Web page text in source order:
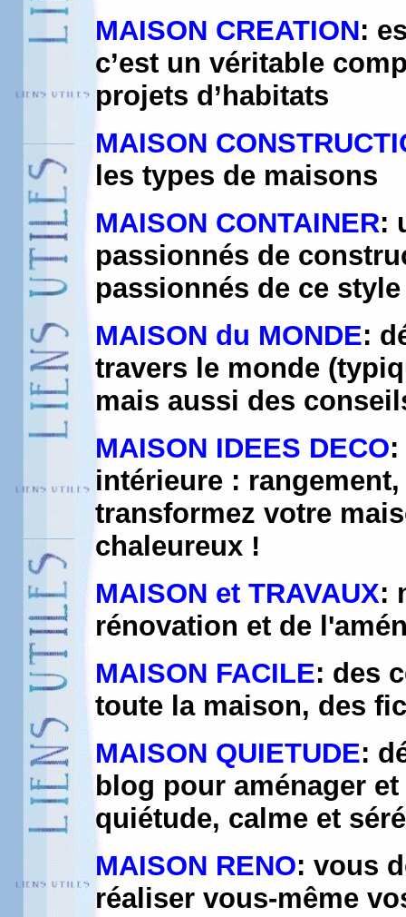
MAISON CREATION:
c’est un véritable
projets d’habitats
MAISON
les types de maisons
MAISON CONTAINER:
passionnés de
passionnés de ce
MAISON du MONDE:
travers le monde
mais aussi des
MAISON IDEES DECO
intérieure :
transformez votre
chaleureux !
MAISON et TRAVAUX:
rénovation et de
MAISON FACILE: des
toute la maison, des
MAISON QUIETUDE:
blog pour aménager
quiétude, calme et
MAISON RENO: vous
réaliser vous-même